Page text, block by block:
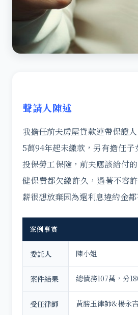
聲請人陳述
我擔任前夫房屋貸款連帶保證
5萬94年起未繳款，另有擔任
投保勞工保險，前夫應該給付
健保費都欠繳許久，過著不容
薪很想放棄因為還利息違約金
案例事實
委託人 陳小姐
案件結果 總債務107萬，分
受任律師 黃勝玉律師&楊永